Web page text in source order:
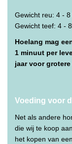
Gewicht reu: 4 - 8
Gewicht teef: 4 -
Hoelang mag
1 minuut per
jaar voor grotere
Voeding voor
Net als andere
die wij te koop
het kopen van